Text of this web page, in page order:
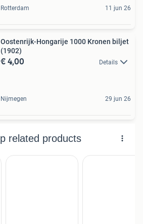
Rotterdam 11 jun 26
Oostenrijk-Hongarije 1000 Kronen biljet
(1902)
€ 4,00 Details
Nijmegen 29 jun 26